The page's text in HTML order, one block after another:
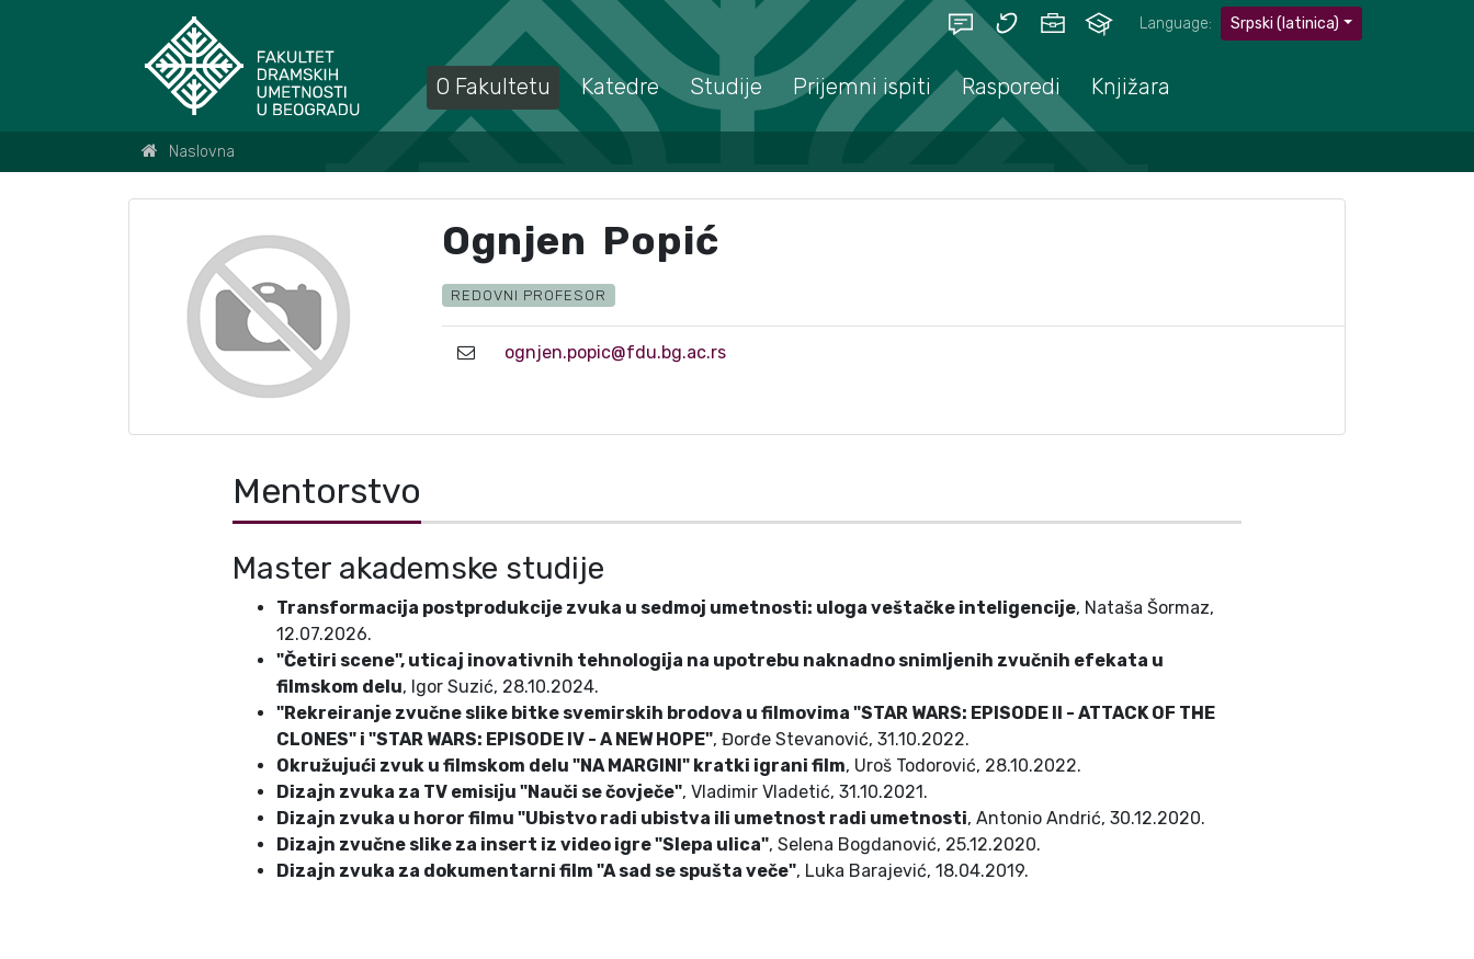
Language: Srpski (latinica)
O Fakultetu Katedre Studije Prijemni ispiti Rasporedi Knjižara
Naslovna
Ognjen Popić
REDOVNI PROFESOR
ognjen.popic@fdu.bg.ac.rs
Mentorstvo
Master akademske studije
Transformacija postprodukcije zvuka u sedmoj umetnosti: uloga veštačke inteligencije, Nataša Šormaz,
12.07.2026.
"Četiri scene", uticaj inovativnih tehnologija na upotrebu naknadno snimljenih zvučnih efekata u
filmskom delu, Igor Suzić, 28.10.2024.
"Rekreiranje zvučne slike bitke svemirskih brodova u filmovima "STAR WARS: EPISODE II - ATTACK OF THE
CLONES" i "STAR WARS: EPISODE IV - A NEW HOPE", Đorđe Stevanović, 31.10.2022.
Okružujući zvuk u filmskom delu "NA MARGINI" kratki igrani film, Uroš Todorović, 28.10.2022.
Dizajn zvuka za TV emisiju "Nauči se čovječe", Vladimir Vladetić, 31.10.2021.
Dizajn zvuka u horor filmu "Ubistvo radi ubistva ili umetnost radi umetnosti, Antonio Andrić, 30.12.2020.
Dizajn zvučne slike za insert iz video igre "Slepa ulica", Selena Bogdanović, 25.12.2020.
Dizajn zvuka za dokumentarni film "A sad se spušta veče", Luka Barajević, 18.04.2019.